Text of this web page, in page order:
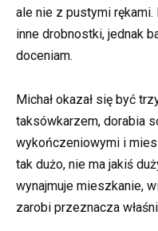
ale nie z pustymi
inne drobnostki, jednak
doceniam.
Michał okazał się być
taksówkarzem, dorabia
wykończeniowymi i
tak dużo, nie ma jakiś
wynajmuje mieszkanie,
zarobi przeznacza